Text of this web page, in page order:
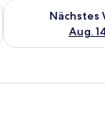
Nächstes
Aug.
Überprüfe die
einem